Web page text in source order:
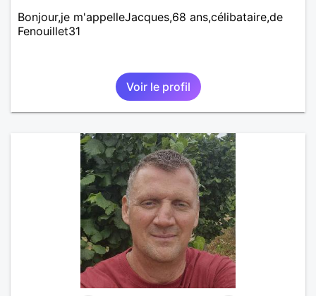
Bonjour,je m'appelleJacques,68 ans,célibataire,de
Fenouillet31
Voir le profil